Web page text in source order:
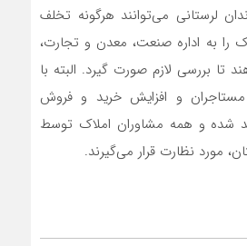
لرستانی می‌توانند هرگونه تخلف
را به اداره صنعت، معدن و تجارت،
تا بررسی لازم صورت گیرد. البته با
و افزایش خرید و فروش
شده و همه مشاوران املاک توسط
مورد نظارت قرار می‌گیرند.